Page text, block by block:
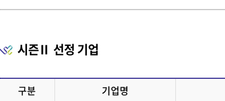
시즌Ⅱ 선정 기업
구분 기업명